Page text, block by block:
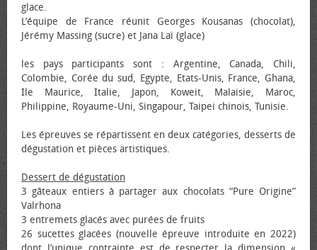
glace.
L’équipe de France réunit Georges Kousanas (chocolat),
Jérémy Massing (sucre) et Jana Laï (glace)
les pays participants sont : Argentine, Canada, Chili,
Colombie, Corée du sud, Egypte, Etats-Unis, France, Ghana,
Ile Maurice, Italie, Japon, Koweit, Malaisie, Maroc,
Philippine, Royaume-Uni, Singapour, Taipei chinois, Tunisie.
Les épreuves se répartissent en deux catégories, desserts de
dégustation et pièces artistiques.
Dessert de dégustation
3 gâteaux entiers à partager aux chocolats “Pure Origine”
Valrhona
3 entremets glacés avec purées de fruits
26 sucettes glacées (nouvelle épreuve introduite en 2022)